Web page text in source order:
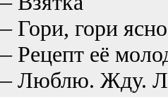
Гори, гори
Рецепт её
Люблю. Жду.